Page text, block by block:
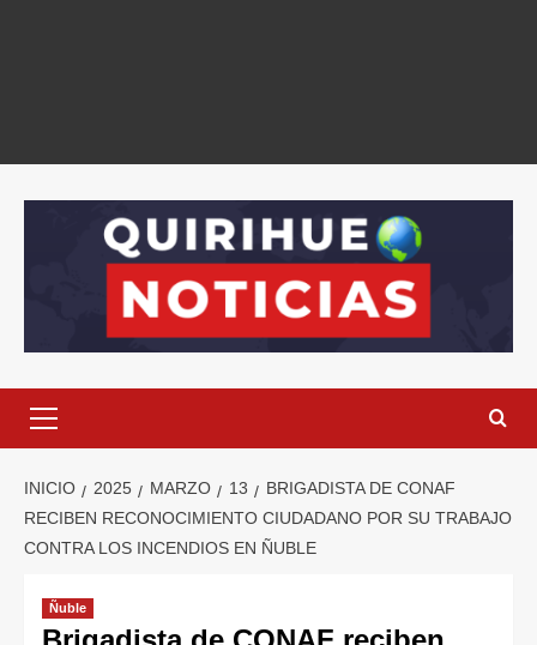
INICIO 2025 MARZO 13
BRIGADISTA DE CONAF
RECIBEN RECONOCIMIENTO CIUDADANO POR SU TRABAJO
CONTRA LOS INCENDIOS EN ÑUBLE
Ñuble